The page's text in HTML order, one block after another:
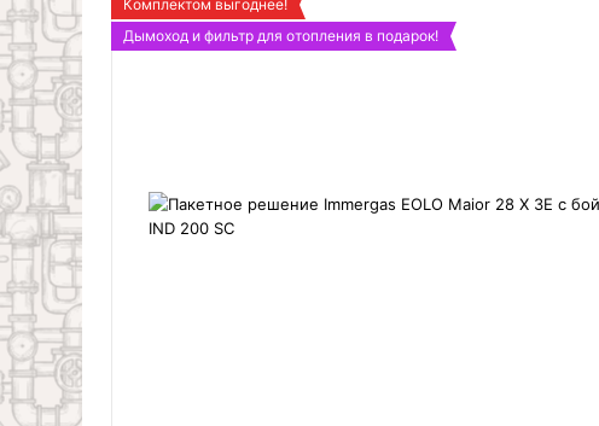
Комплектом выгоднее!
Дымоход и фильтр для отопления в подарок!